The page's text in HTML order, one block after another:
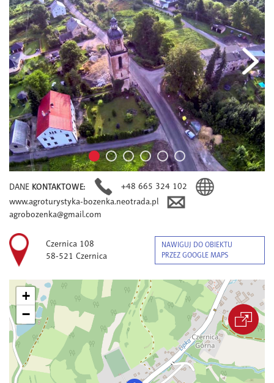
DANE KONTAKTOWE:
+48 665 324 102
www.agroturystyka-bozenka.neotrada.pl
agrobozenka@gmail.com
Czernica 108
58-521 Czernica
NAWIGUJ DO OBIEKTU
PRZEZ GOOGLE MAPS
+
−